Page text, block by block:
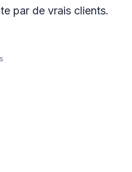
par de vrais clients.